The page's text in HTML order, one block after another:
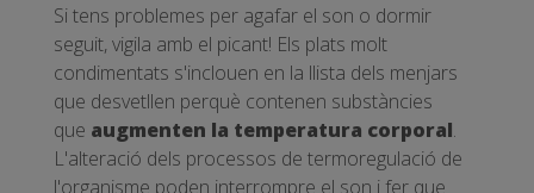
Si tens problemes per agafar el son o dormir
seguit, vigila amb el picant! Els plats molt
condimentats s'inclouen en la llista dels menjars
que desvetllen perquè contenen substàncies
que augmenten la temperatura corporal.
L'alteració dels processos de termoregulació de
l'organisme poden interrompre el son i fer que